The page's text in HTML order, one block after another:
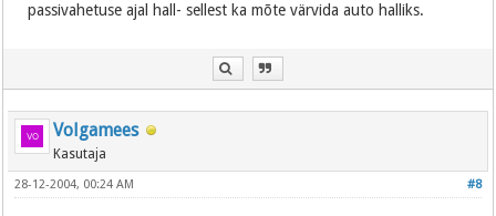
passivahetuse ajal hall- sellest ka mõte värvida auto halliks.
Volgamees
Kasutaja
#8
28-12-2004, 00:24 AM